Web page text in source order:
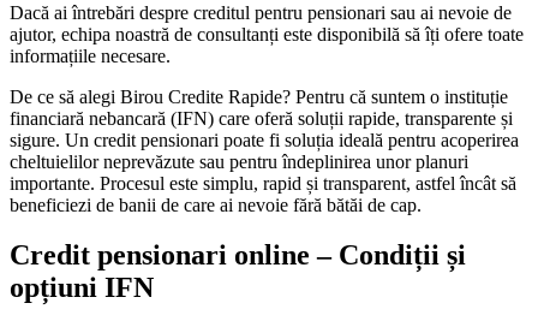
Dacă ai întrebări despre creditul pentru pensionari sau ai nevoie de
ajutor, echipa noastră de consultanți este disponibilă să îți ofere toate
informațiile necesare.
De ce să alegi Birou Credite Rapide? Pentru că suntem o instituție
financiară nebancară (IFN) care oferă soluții rapide, transparente și
sigure. Un credit pensionari poate fi soluția ideală pentru acoperirea
cheltuielilor neprevăzute sau pentru îndeplinirea unor planuri
importante. Procesul este simplu, rapid și transparent, astfel încât să
beneficiezi de banii de care ai nevoie fără bătăi de cap.
Credit pensionari online – Condiții și
opțiuni IFN